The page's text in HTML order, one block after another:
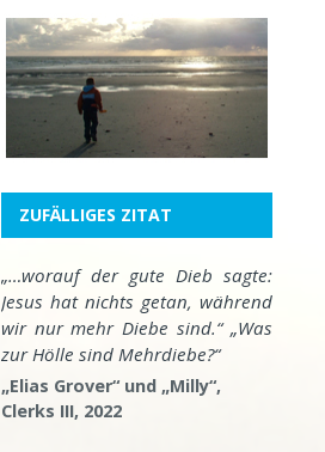
ZUFÄLLIGES ZITAT
„…worauf der gute Dieb sagte:
Jesus hat nichts getan, während
wir nur mehr Diebe sind.“ „Was
zur Hölle sind Mehrdiebe?“
„Elias Grover“ und „Milly“,
Clerks III, 2022